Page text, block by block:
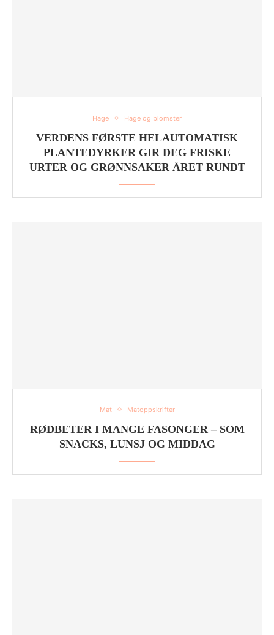
Hage Hage og blomster
VERDENS FØRSTE HELAUTOMATISK
PLANTEDYRKER GIR DEG FRISKE
URTER OG GRØNNSAKER ÅRET RUNDT
Mat Matoppskrifter
RØDBETER I MANGE FASONGER – SOM
SNACKS, LUNSJ OG MIDDAG